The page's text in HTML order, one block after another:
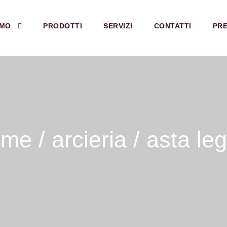
PRODOTTI SERVIZI CONTATTI
/ arcieria/ asta